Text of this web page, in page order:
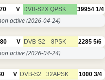
V DVB-S2X QPSK 39954 1/4
active(2026-04-24)
V DVB-S2 8PSK 2285 5/6
active(2026-04-24)
V DVB-S2 32APSK 1000 3/4